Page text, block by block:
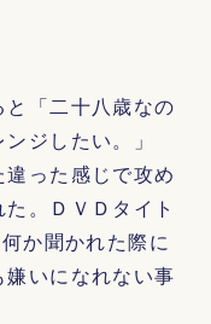
「二十八歳なの
ジしたい。」
違った感じで攻め
。ＤＶＤタイト
か聞かれた際に
いになれない事